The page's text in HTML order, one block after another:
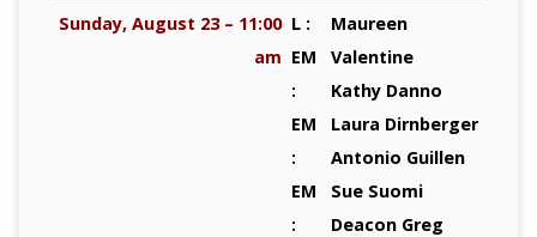
Sunday, August 23 – 11:00
am
L :
EM
:
EM
:
EM
:
Maureen
Valentine
Kathy Danno
Laura Dirnberger
Antonio Guillen
Sue Suomi
Deacon Greg